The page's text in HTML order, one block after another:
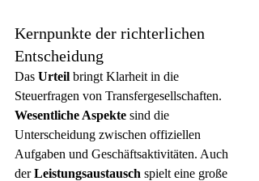
Kernpunkte der richterlichen
Entscheidung
Das Urteil bringt Klarheit in die
Steuerfragen von Transfergesellschaften.
Wesentliche Aspekte sind die
Unterscheidung zwischen offiziellen
Aufgaben und Geschäftsaktivitäten. Auch
der Leistungsaustausch spielt eine große